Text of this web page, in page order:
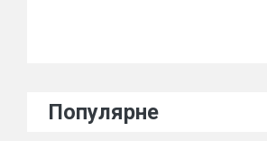
Популярне